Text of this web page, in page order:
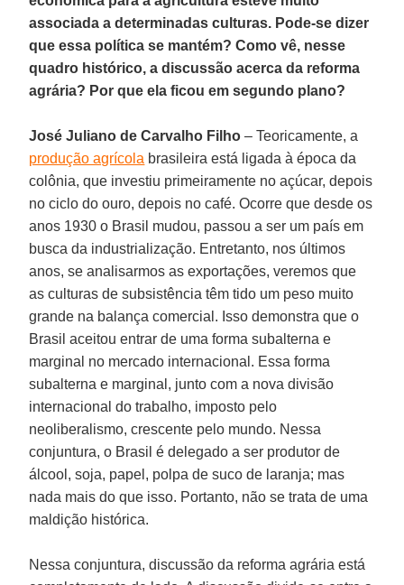
associada a determinadas culturas. Pode-se dizer
que essa política se mantém? Como vê, nesse
quadro histórico, a discussão acerca da reforma
agrária? Por que ela ficou em segundo plano?
José Juliano de Carvalho Filho– Teoricamente, a
produção agrícola brasileira está ligada à época da
colônia, que investiu primeiramente no açúcar, depois
no ciclo do ouro, depois no café. Ocorre que desde os
anos 1930 o Brasil mudou, passou a ser um país em
busca da industrialização. Entretanto, nos últimos
anos, se analisarmos as exportações, veremos que
as culturas de subsistência têm tido um peso muito
grande na balança comercial. Isso demonstra que o
Brasil aceitou entrar de uma forma subalterna e
marginal no mercado internacional. Essa forma
subalterna e marginal, junto com a nova divisão
internacional do trabalho, imposto pelo
neoliberalismo, crescente pelo mundo. Nessa
conjuntura, o Brasil é delegado a ser produtor de
álcool, soja, papel, polpa de suco de laranja; mas
nada mais do que isso. Portanto, não se trata de uma
maldição histórica.
Nessa conjuntura, discussão da reforma agrária está